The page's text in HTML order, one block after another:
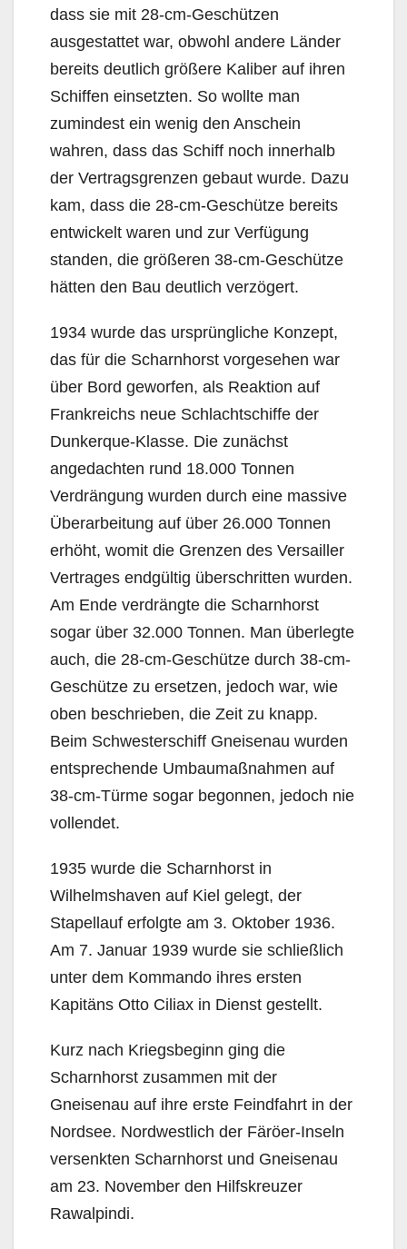
dass sie mit 28-cm-Geschützen
ausgestattet war, obwohl andere Länder
bereits deutlich größere Kaliber auf ihren
Schiffen einsetzten. So wollte man
zumindest ein wenig den Anschein
wahren, dass das Schiff noch innerhalb
der Vertragsgrenzen gebaut wurde. Dazu
kam, dass die 28-cm-Geschütze bereits
entwickelt waren und zur Verfügung
standen, die größeren 38-cm-Geschütze
hätten den Bau deutlich verzögert.
1934 wurde das ursprüngliche Konzept,
das für die Scharnhorst vorgesehen war
über Bord geworfen, als Reaktion auf
Frankreichs neue Schlachtschiffe der
Dunkerque-Klasse. Die zunächst
angedachten rund 18.000 Tonnen
Verdrängung wurden durch eine massive
Überarbeitung auf über 26.000 Tonnen
erhöht, womit die Grenzen des Versailler
Vertrages endgültig überschritten wurden.
Am Ende verdrängte die Scharnhorst
sogar über 32.000 Tonnen. Man überlegte
auch, die 28-cm-Geschütze durch 38-cm-
Geschütze zu ersetzen, jedoch war, wie
oben beschrieben, die Zeit zu knapp.
Beim Schwesterschiff Gneisenau wurden
entsprechende Umbaumaßnahmen auf
38-cm-Türme sogar begonnen, jedoch nie
vollendet.
1935 wurde die Scharnhorst in
Wilhelmshaven auf Kiel gelegt, der
Stapellauf erfolgte am 3. Oktober 1936.
Am 7. Januar 1939 wurde sie schließlich
unter dem Kommando ihres ersten
Kapitäns Otto Ciliax in Dienst gestellt.
Kurz nach Kriegsbeginn ging die
Scharnhorst zusammen mit der
Gneisenau auf ihre erste Feindfahrt in der
Nordsee. Nordwestlich der Färöer-Inseln
versenkten Scharnhorst und Gneisenau
am 23. November den Hilfskreuzer
Rawalpindi.